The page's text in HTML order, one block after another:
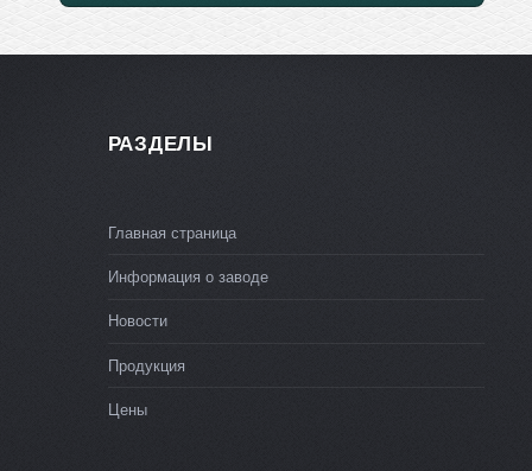
РАЗДЕЛЫ
Главная страница
Информация о заводе
Новости
Продукция
Цены